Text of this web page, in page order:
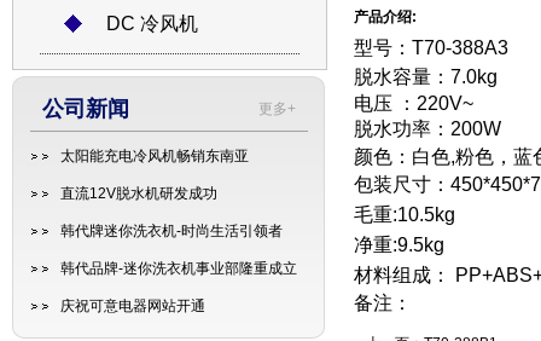
DC 冷风机
更多+
公司新闻
太阳能充电冷风机畅销东南亚
直流12V脱水机研发成功
韩代牌迷你洗衣机-时尚生活引领者
韩代品牌-迷你洗衣机事业部隆重成立
庆祝可意电器网站开通
产品介绍:
型号：T70-388A3
脱水容量：7.0kg
电压 ：220V~
脱水功率：200W
颜色：白色,粉色，蓝
包装尺寸：
毛重:10.5kg
净重:9.5kg
材料组成：
备注：